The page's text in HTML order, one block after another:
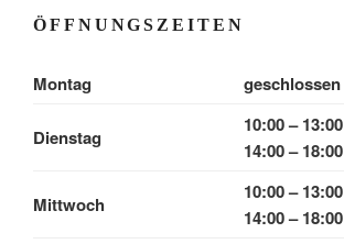
ÖFFNUNGSZEITEN
Montag geschlossen
Dienstag
10:00 – 13:00
14:00 – 18:00
Mittwoch
10:00 – 13:00
14:00 – 18:00